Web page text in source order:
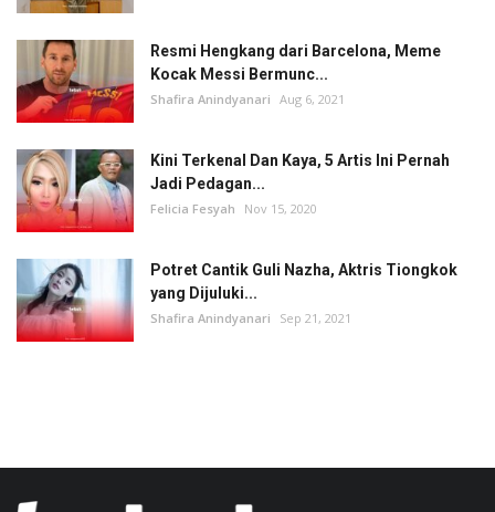
Resmi Hengkang dari Barcelona, Meme
Kocak Messi Bermunc...
Shafira Anindyanari Aug 6, 2021
Kini Terkenal Dan Kaya, 5 Artis Ini Pernah
Jadi Pedagan...
Felicia Fesyah Nov 15, 2020
Potret Cantik Guli Nazha, Aktris Tiongkok
yang Dijuluki...
Shafira Anindyanari Sep 21, 2021